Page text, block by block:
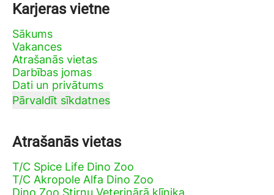
Karjeras vietne
Sākums
Vakances
Atrašanās vietas
Darbības jomas
Dati un privātums
Pārvaldīt sīkdatnes
Atrašanās vietas
T/C Spice Life Dino Zoo
T/C Akropole Alfa Dino Zoo
Dino Zoo Stirnu Veterinārā klīnika